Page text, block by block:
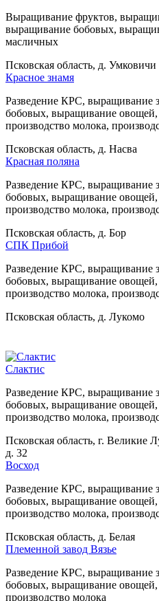
Выращивание фруктов,
выращивание бобовых,
масличных
Псковская область, д. Умковичи
Красное знамя
Разведение КРС, выращивание
бобовых, выращивание
производство молока,
Псковская область, д. Насва
Красная поляна
Разведение КРС, выращивание
бобовых, выращивание
производство молока,
Псковская область, д. Бор
СПК Прибой
Разведение КРС, выращивание
бобовых, выращивание
производство молока,
Псковская область, д. Лукомо
Слактис
Разведение КРС, выращивание
бобовых, выращивание
производство молока,
Псковская область, г. Великие
д. 32
Восход
Разведение КРС, выращивание
бобовых, выращивание
производство молока,
Псковская область, д. Белая
Племенной завод Вязье
Разведение КРС, выращивание
бобовых, выращивание
производство молока